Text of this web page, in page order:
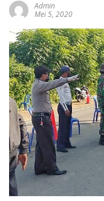
Admin
Mei 5, 2020